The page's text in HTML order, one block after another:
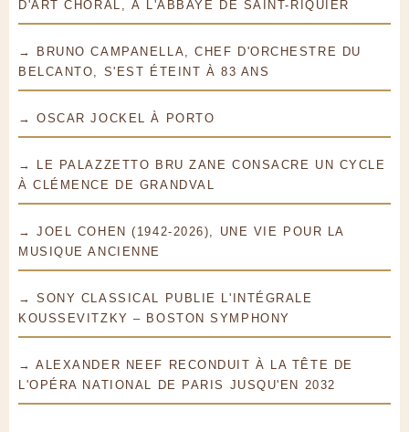
D'ART CHORAL, À L'ABBAYE DE SAINT-RIQUIER
→ BRUNO CAMPANELLA, CHEF D'ORCHESTRE DU
BELCANTO, S'EST ÉTEINT À 83 ANS
→ OSCAR JOCKEL À PORTO
→ LE PALAZZETTO BRU ZANE CONSACRE UN CYCLE
À CLÉMENCE DE GRANDVAL
→ JOEL COHEN (1942-2026), UNE VIE POUR LA
MUSIQUE ANCIENNE
→ SONY CLASSICAL PUBLIE L'INTÉGRALE
KOUSSEVITZKY – BOSTON SYMPHONY
→ ALEXANDER NEEF RECONDUIT À LA TÊTE DE
L'OPÉRA NATIONAL DE PARIS JUSQU'EN 2032